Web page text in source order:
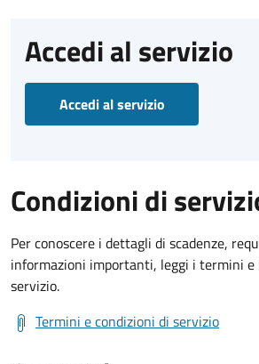
Accedi al servizio
Accedi al servizio
Condizioni di
Per conoscere i dettagli di scadenze,
informazioni importanti, leggi i termini e
servizio.
Termini e condizioni di servizio